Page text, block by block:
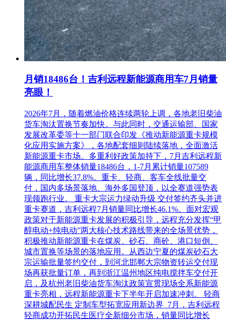
月销18486台！吉利远程新能源商用车7月销量
亮眼！
2026年7月，随着燃油价格连续两轮上调，各地老旧柴油
货车淘汰置换节奏加快。与此同时，交通运输部、国家
发展改革委等十一部门联合印发《推动新能源重卡规模
化应用实施方案》，各地配套细则陆续落地，全面激活
新能源重卡市场。多重利好政策加持下，7月吉利远程新
能源商用车整体销量18486台，1-7月累计销量107589
辆，同比增长37.8%。重卡、轻商、客车全线批量交
付，国内多场景落地、海外多国登顶，以全赛道强势表
现领跑行业。 重卡大宗运力绿动升级 交付签约齐头并进
重卡赛道，吉利远程7月销量同比增长46.1%。面对宏观
政策对于新能源重卡发展的积极引导，远程充分发挥“甲
醇电动+纯电动”两大核心技术路线带来的全场景优势，
积极推动新能源重卡在煤炭、砂石、商砼、港口短倒、
城市置换等场景的落地应用。从西边宁夏的煤炭砂石大
宗运输批量签约交付，到河北邯郸大宗物资转运交付现
场再获批量订单，再到浙江温州地区纯电搅拌车交付开
启，及杭州老旧柴油货车淘汰政策宣贯现场全系新能源
重卡亮相，远程新能源重卡下半年开启加速冲刺。 轻商
深耕城配民生 定制车型拓宽应用新边界 7月，吉利远程
轻商成功开拓民生医疗全新细分市场，销量同比增长